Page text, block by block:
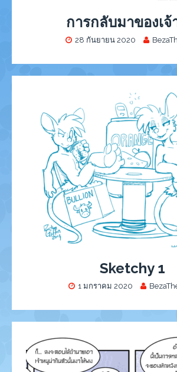
การกลับมาของเ
28 กันยายน 2020
Sketchy 1
1 มกราคม 2020